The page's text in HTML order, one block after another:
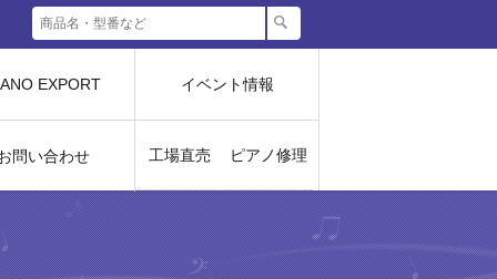
EXPORT
問い合わせ
イベント情報
工場直売 ピアノ修理